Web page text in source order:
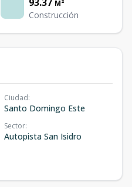
M²
Construcción
Ciudad:
Santo Domingo Este
Sector:
Autopista San Isidro